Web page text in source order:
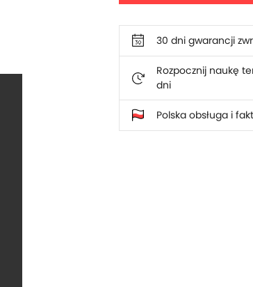
30 dni gwarancji
Rozpocznij naukę
dni
Polska obsługa i